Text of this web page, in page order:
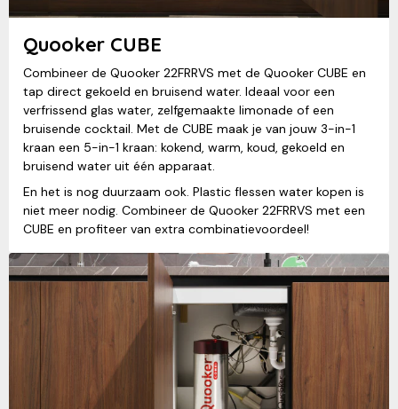
Quooker CUBE
Combineer de Quooker 22FRRVS met de Quooker CUBE en
tap direct gekoeld en bruisend water. Ideaal voor een
verfrissend glas water, zelfgemaakte limonade of een
bruisende cocktail. Met de CUBE maak je van jouw 3-in-1
kraan een 5-in-1 kraan: kokend, warm, koud, gekoeld en
bruisend water uit één apparaat.
En het is nog duurzaam ook. Plastic flessen water kopen is
niet meer nodig. Combineer de Quooker 22FRRVS met een
CUBE en profiteer van extra combinatievoordeel!